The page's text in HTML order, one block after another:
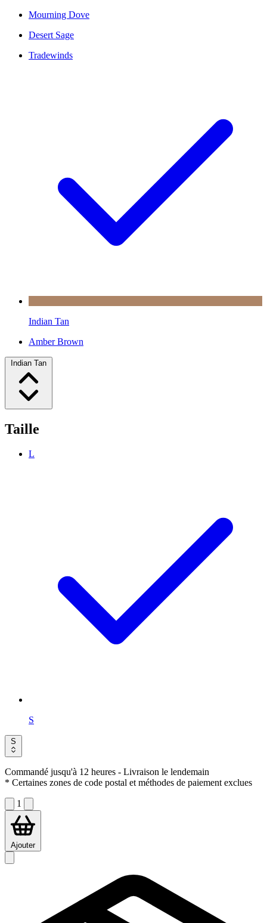
Mourning Dove
Desert Sage
Tradewinds
Indian Tan
Amber Brown
Indian Tan
Taille
L
S
S
Commandé jusqu'à 12 heures - Livraison le lendemain
* Certaines zones de code postal et méthodes de paiement exclues
1
Ajouter